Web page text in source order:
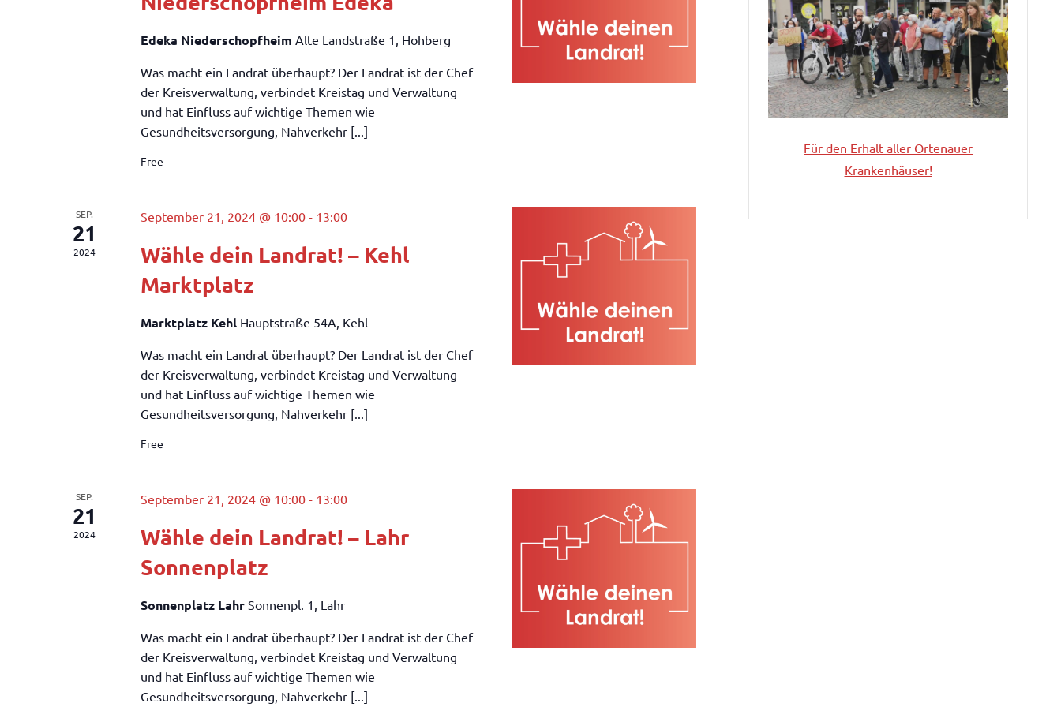
Edeka Niederschopfheim Alte Landstraße 1, Hohberg
Was macht ein Landrat überhaupt? Der Landrat ist der Chef
der Kreisverwaltung, verbindet Kreistag und Verwaltung
und hat Einfluss auf wichtige Themen wie
Gesundheitsversorgung, Nahverkehr [...]
Free
SEP.
21
2024
September 21, 2024 @ 10:00- 13:00
Wähle dein Landrat! – Kehl
Marktplatz
Marktplatz Kehl Hauptstraße 54A, Kehl
Was macht ein Landrat überhaupt? Der Landrat ist der Chef
der Kreisverwaltung, verbindet Kreistag und Verwaltung
und hat Einfluss auf wichtige Themen wie
Gesundheitsversorgung, Nahverkehr [...]
Free
SEP.
21
2024
September 21, 2024 @ 10:00- 13:00
Wähle dein Landrat! – Lahr
Sonnenplatz
Sonnenplatz Lahr Sonnenpl. 1, Lahr
Was macht ein Landrat überhaupt? Der Landrat ist der Chef
der Kreisverwaltung, verbindet Kreistag und Verwaltung
und hat Einfluss auf wichtige Themen wie
Gesundheitsversorgung, Nahverkehr [...]
Für den Erhalt aller Ortenauer
Krankenhäuser!